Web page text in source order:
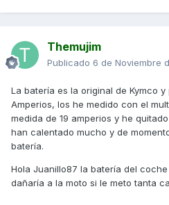
Themujim
Publicado 6 de Noviembre
La batería es la original de Kymco y
Amperios, los he medido con el
medida de 19 amperios y he
han calentado mucho y de
batería.
Hola Juanillo87 la batería del
dañaría a la moto si le meto tanta